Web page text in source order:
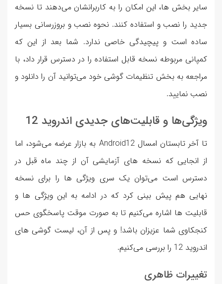
سایر بخش ها، این امکان را به کاربرانشان می‌دهند تا نسخه
جدید را نصب و استفاده کنند. نحوه نصب و بروزرسانی بسیار
ساده است و پیچیدگی خاصی ندارد. شما بعد از این که
کمپانی مربوطه نسخه قابل استفاده را در دسترس قرار داد، با
مراجعه به بخش تنظیمات گوشی خود می‌توانید آن را دانلود و
نصب نمایید.
ویژگی‌ها و قابلیت‌های جدیدی اندروید 12
تا آخر تابستان امسال Android12 به بازار عرضه می‌شود، اما
از انجایی که نسخه های آزمایشی آن از چند ماه قبل در
دسترس است می‌توان یک سری ویژگی ها را برای نسخه
نهایی هم پیش بینی کرد که در ادامه به این ویژگی ها و
قابلیت ها اشاره می‌کنیم تا به صورت موقت پاسخگوی حس
کنجکاوی شما عزیزان باشد! و پس از آن، لیست گوشی های
اندروید 12 را بررسی می‌کنیم.
تغییرات ظاهری